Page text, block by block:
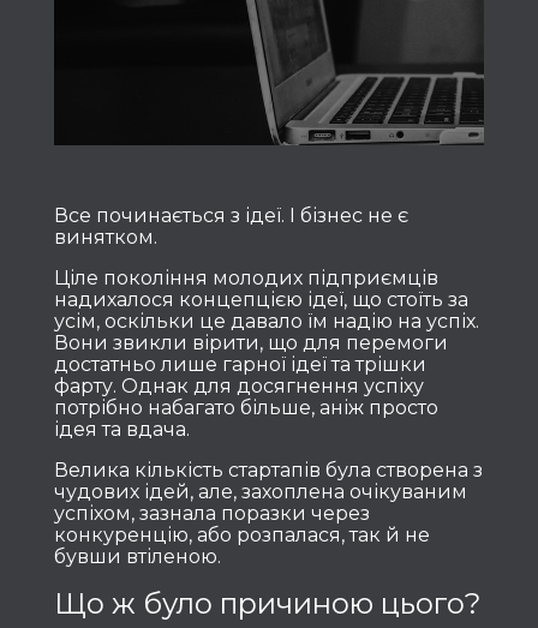
Все починається з ідеї. І бізнес не є
винятком.
Ціле покоління молодих підприємців
надихалося концепцією ідеї, що стоїть за
усім, оскільки це давало їм надію на успіх.
Вони звикли вірити, що для перемоги
достатньо лише гарної ідеї та трішки
фарту. Однак для досягнення успіху
потрібно набагато більше, аніж просто
ідея та вдача.
Велика кількість стартапів була створена з
чудових ідей, але, захоплена очікуваним
успіхом, зазнала поразки через
конкуренцію, або розпалася, так й не
бувши втіленою.
Що ж було причиною цього?